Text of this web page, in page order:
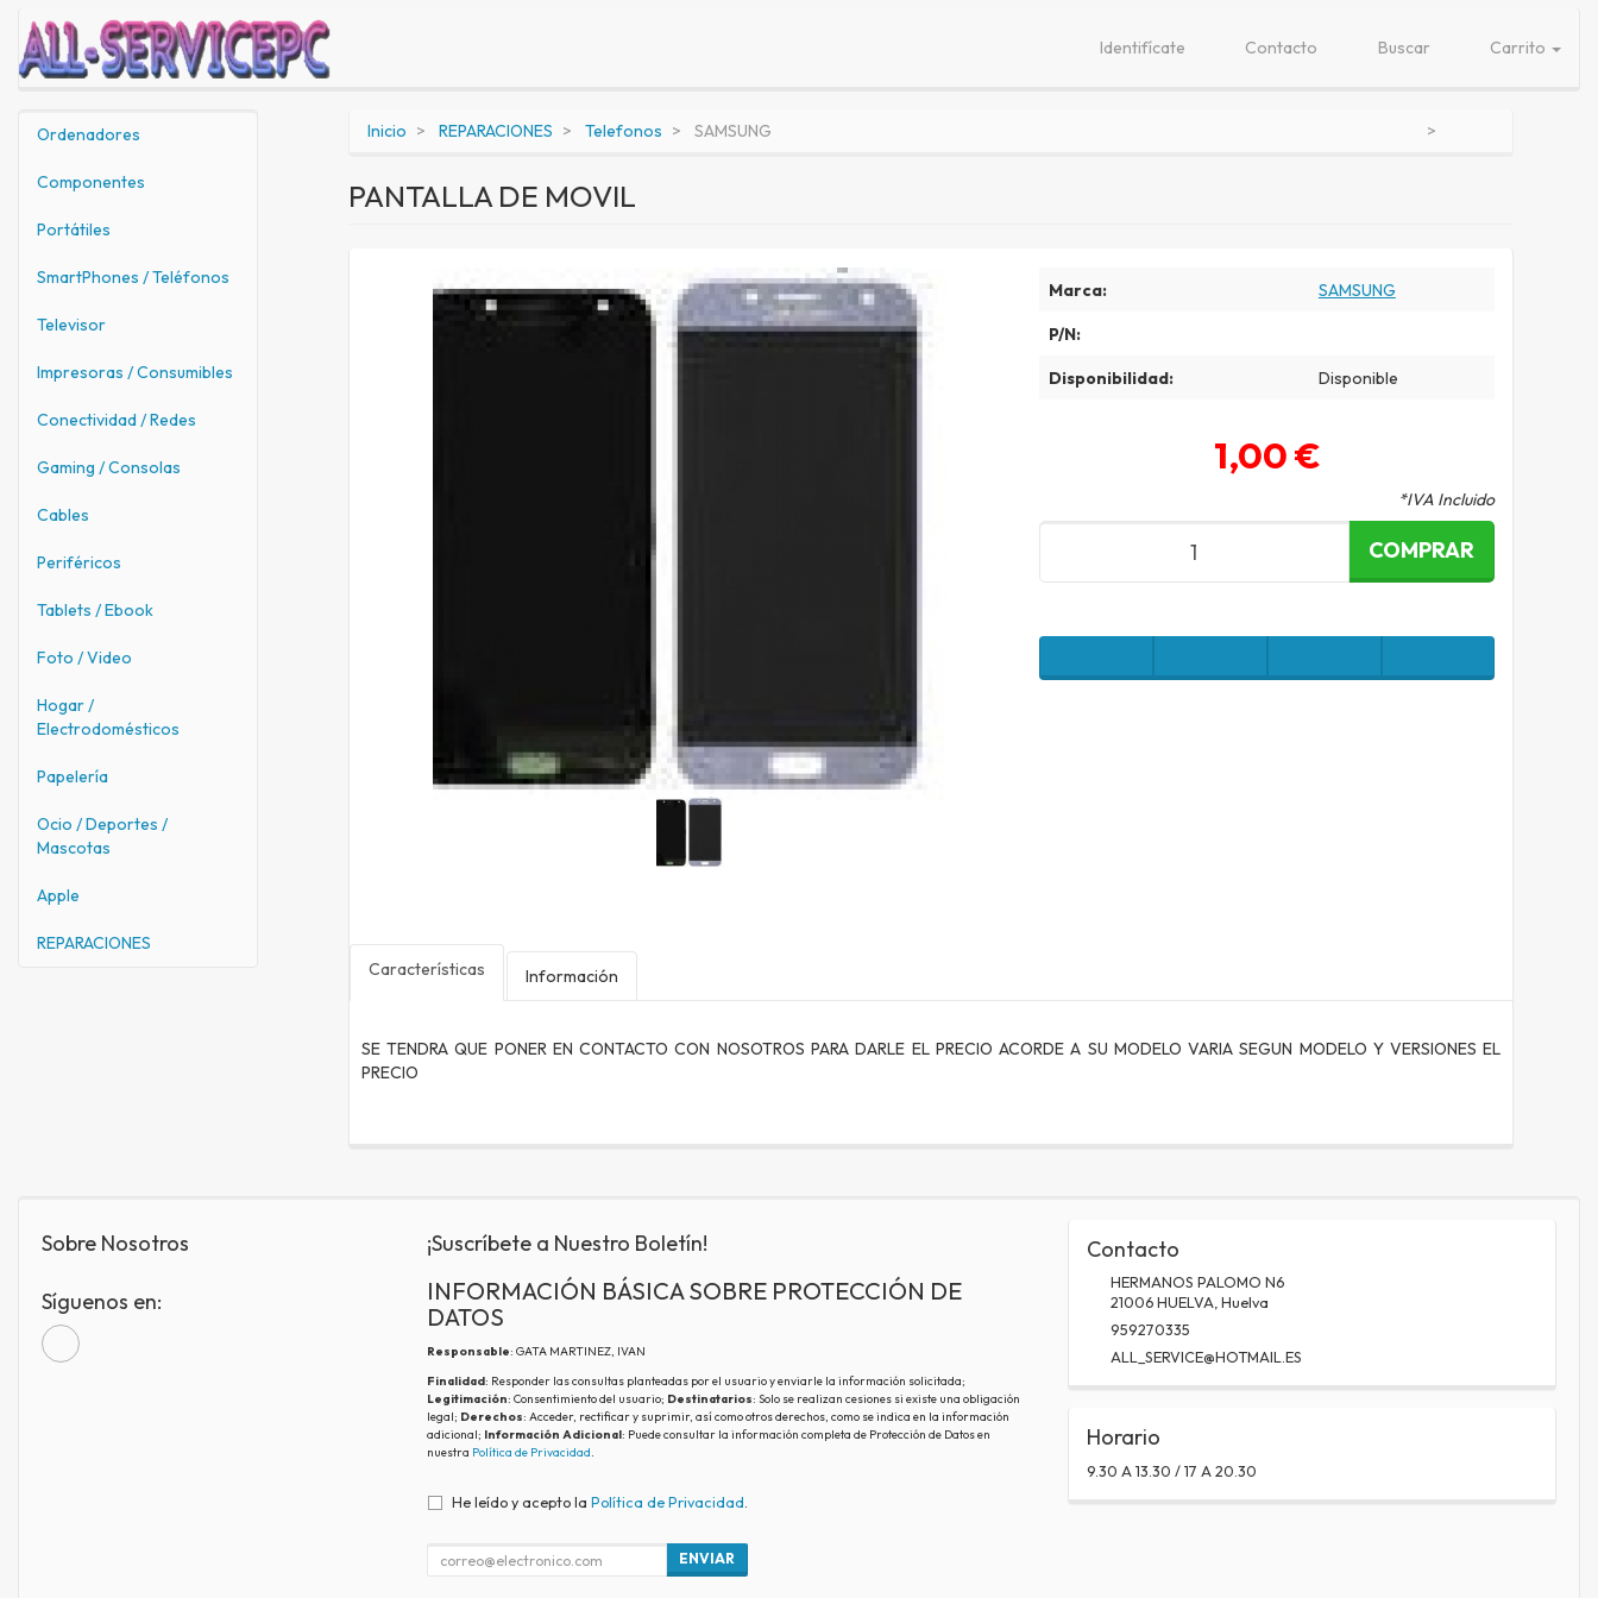
Identifícate Contacto Buscar Carrito
Ordenadores
Componentes
Portátiles
SmartPhones / Teléfonos
Televisor
Impresoras / Consumibles
Conectividad / Redes
Gaming / Consolas
Cables
Periféricos
Tablets / Ebook
Foto / Video
Hogar /
Electrodomésticos
Papelería
Ocio / Deportes /
Mascotas
Apple
REPARACIONES
Inicio REPARACIONES Telefonos SAMSUNG
PANTALLA DE MOVIL
Marca: SAMSUNG
P/N:
Disponibilidad: Disponible
1,00 €
*IVA Incluido
COMPRAR
Características Información
SE TENDRA QUE PONER EN CONTACTO CON NOSOTROS PARA DARLE EL PRECIO ACORDE A SU MODELO VARIA SEGUN MODELO Y VERSIONES EL
PRECIO
Sobre Nosotros
Síguenos en:
¡Suscríbete a Nuestro Boletín!
INFORMACIÓN BÁSICA SOBRE PROTECCIÓN DE
DATOS
Responsable: GATA MARTINEZ, IVAN
Finalidad: Responder las consultas planteadas por el usuario y enviarle la información solicitada;
Legitimación: Consentimiento del usuario; Destinatarios: Solo se realizan cesiones si existe una obligación
legal; Derechos: Acceder, rectificar y suprimir, así como otros derechos, como se indica en la información
adicional; Información Adicional: Puede consultar la información completa de Protección de Datos en
nuestra Política de Privacidad.
He leído y acepto la Política de Privacidad.
ENVIAR
Contacto
HERMANOS PALOMO N6
21006 HUELVA,Huelva
959270335
ALL_SERVICE@HOTMAIL.ES
Horario
9.30 A 13.30 / 17 A 20.30